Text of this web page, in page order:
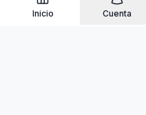
Inicio Cuenta